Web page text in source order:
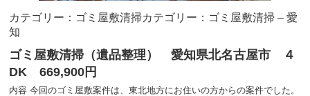
カテゴリー：ゴミ屋敷清掃カテゴリー：ゴミ屋敷清掃 – 愛
知
ゴミ屋敷清掃（遺品整理） 愛知県北名古屋市 ４
DK 669,900円
内容 今回のゴミ屋敷案件は、東北地方にお住いの方からの案件でした。